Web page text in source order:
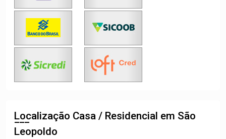
Localização Casa / Residencial em São
Leopoldo